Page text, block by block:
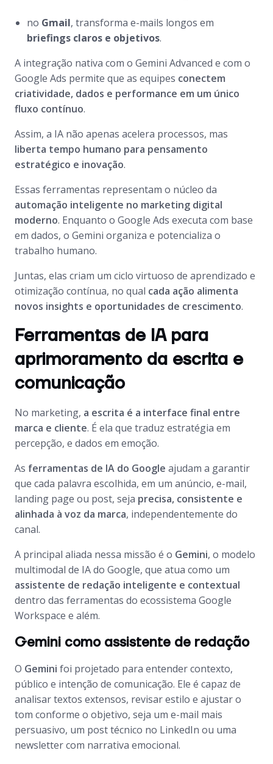
no Gmail, transforma e-mails longos em
briefings claros e objetivos.
A integração nativa com o Gemini Advanced e com o
Google Ads permite que as equipes conectem
criatividade, dados e performance em um único
fluxo contínuo.
Assim, a IA não apenas acelera processos, mas
liberta tempo humano para pensamento
estratégico e inovação.
Essas ferramentas representam o núcleo da
automação inteligente no marketing digital
moderno. Enquanto o Google Ads executa com base
em dados, o Gemini organiza e potencializa o
trabalho humano.
Juntas, elas criam um ciclo virtuoso de aprendizado e
otimização contínua, no qual cada ação alimenta
novos insights e oportunidades de crescimento.
Ferramentas de IA para
aprimoramento da escrita e
comunicação
No marketing, a escrita é a interface final entre
marca e cliente. É ela que traduz estratégia em
percepção, e dados em emoção.
As ferramentas de IA do Google ajudam a garantir
que cada palavra escolhida, em um anúncio, e-mail,
landing page ou post, seja precisa, consistente e
alinhada à voz da marca, independentemente do
canal.
A principal aliada nessa missão é o Gemini, o modelo
multimodal de IA do Google, que atua como um
assistente de redação inteligente e contextual
dentro das ferramentas do ecossistema Google
Workspace e além.
Gemini como assistente de redação
O Gemini foi projetado para entender contexto,
público e intenção de comunicação. Ele é capaz de
analisar textos extensos, revisar estilo e ajustar o
tom conforme o objetivo, seja um e-mail mais
persuasivo, um post técnico no LinkedIn ou uma
newsletter com narrativa emocional.